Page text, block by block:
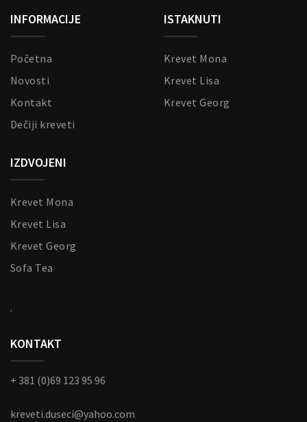
INFORMACIJE
Početna
Novosti
Kontakt
Dečiji kreveti
ISTAKNUTI
Krevet Mona
Krevet Lisa
Krevet Georg
IZDVOJENI
Krevet Mona
Krevet Lisa
Krevet Georg
Sofa Tea
.
KONTAKT
+ 381 (0)69 123 95 96
kreveti.duseci@yahoo.com